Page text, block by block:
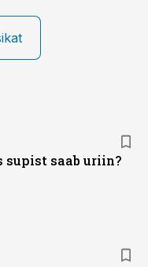
supist saab uriin?